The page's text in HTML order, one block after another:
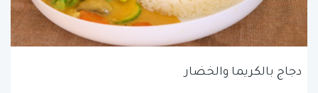
دجاج بالكريما والخضار